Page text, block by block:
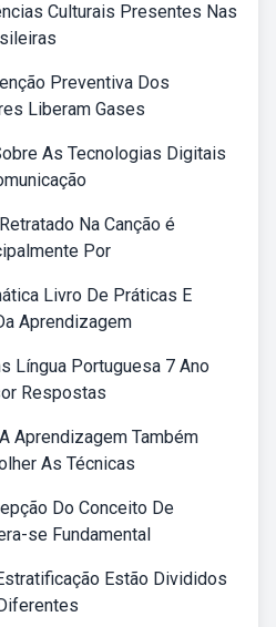
Culturais Presentes Nas
Preventiva Dos
Liberam Gases
As Tecnologias Digitais
Na Canção é
Por
Livro De Práticas E
Aprendizagem
Língua Portuguesa 7 Ano
Respostas
Aprendizagem Também
As Técnicas
Do Conceito De
se Fundamental
Estão Divididos